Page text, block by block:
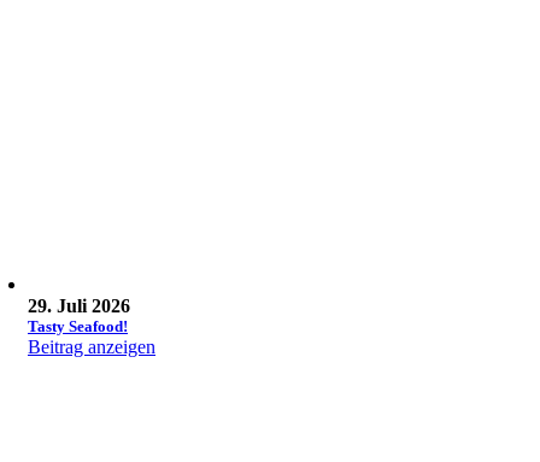
29. Juli 2026
Tasty Seafood!
Beitrag anzeigen